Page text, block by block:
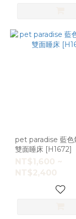
pet paradise 藍色
雙面睡床 [H1672]
NT$1,600 ~
NT$2,400